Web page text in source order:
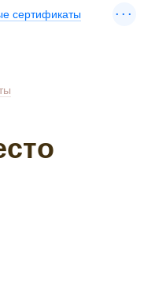
сертификаты ...